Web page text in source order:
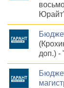
доп.) -